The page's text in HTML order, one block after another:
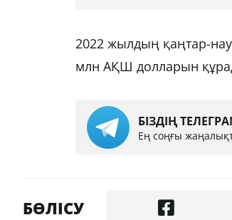
2022 жылдың қаңтар-
млн АҚШ долларын
БІЗДІҢ
Ең соңғы
БӨЛІСУ